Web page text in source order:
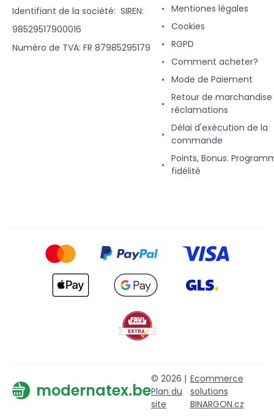
Identifiant de la société: SIREN:
98529517900016
Numéro de TVA: FR 87985295179
Mentiones légales
Cookies
RGPD
Comment acheter?
Mode de Paiement
Retour de
réclamations
Délai d'exécution de la
commande
Points, Bonus.
fidélité
modernatex.be
© 2026 |
Plan du
site
Ecommerce
solutions
BINARGON.cz